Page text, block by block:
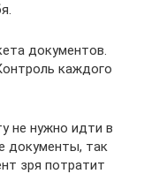
документов.
каждого
не нужно идти в
документы, так
зря потратит